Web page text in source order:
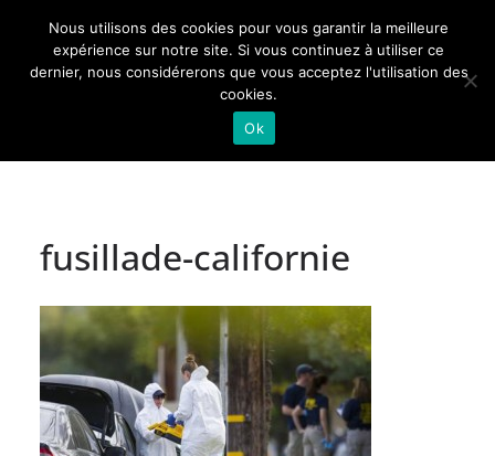
contenu
Actualités de Lorraine pour les Lorrains
fusillade-californie
Nous utilisons des cookies pour vous garantir la meilleure
expérience sur notre site. Si vous continuez à utiliser ce
dernier, nous considérerons que vous acceptez l'utilisation des
cookies.
Ok